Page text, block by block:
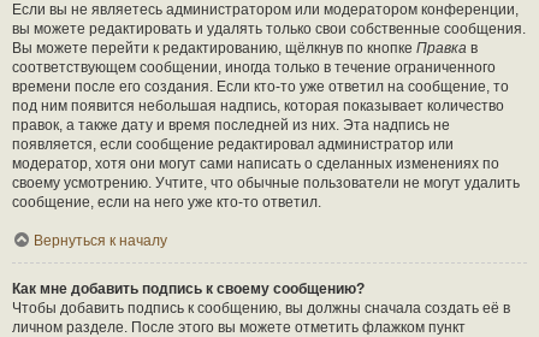
Если вы не являетесь администратором или модератором конференции,
вы можете редактировать и удалять только свои собственные сообщения.
Вы можете перейти к редактированию, щёлкнув по кнопке Правка в
соответствующем сообщении, иногда только в течение ограниченного
времени после его создания. Если кто-то уже ответил на сообщение, то
под ним появится небольшая надпись, которая показывает количество
правок, а также дату и время последней из них. Эта надпись не
появляется, если сообщение редактировал администратор или
модератор, хотя они могут сами написать о сделанных изменениях по
своему усмотрению. Учтите, что обычные пользователи не могут удалить
сообщение, если на него уже кто-то ответил.
Вернуться к началу
Как мне добавить подпись к своему сообщению?
Чтобы добавить подпись к сообщению, вы должны сначала создать её в
личном разделе. После этого вы можете отметить флажком пункт